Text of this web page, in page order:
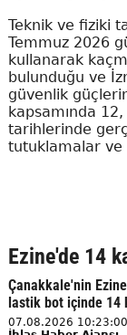
Teknik ve fiziki
Temmuz 2026
kullanarak
bulunduğu ve
güvenlik
kapsamında
tarihlerinde
tutuklamalar ve
Ezine'de 14
Çanakkale'nin
lastik bot içinde 14
07.08.2026 10:23:00